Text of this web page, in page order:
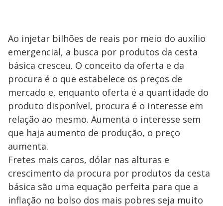
Ao injetar bilhões de reais por meio do auxílio
emergencial, a busca por produtos da cesta
básica cresceu. O conceito da oferta e da
procura é o que estabelece os preços de
mercado e, enquanto oferta é a quantidade do
produto disponível, procura é o interesse em
relação ao mesmo. Aumenta o interesse sem
que haja aumento de produção, o preço
aumenta.
Fretes mais caros, dólar nas alturas e
crescimento da procura por produtos da cesta
básica são uma equação perfeita para que a
inflação no bolso dos mais pobres seja muito